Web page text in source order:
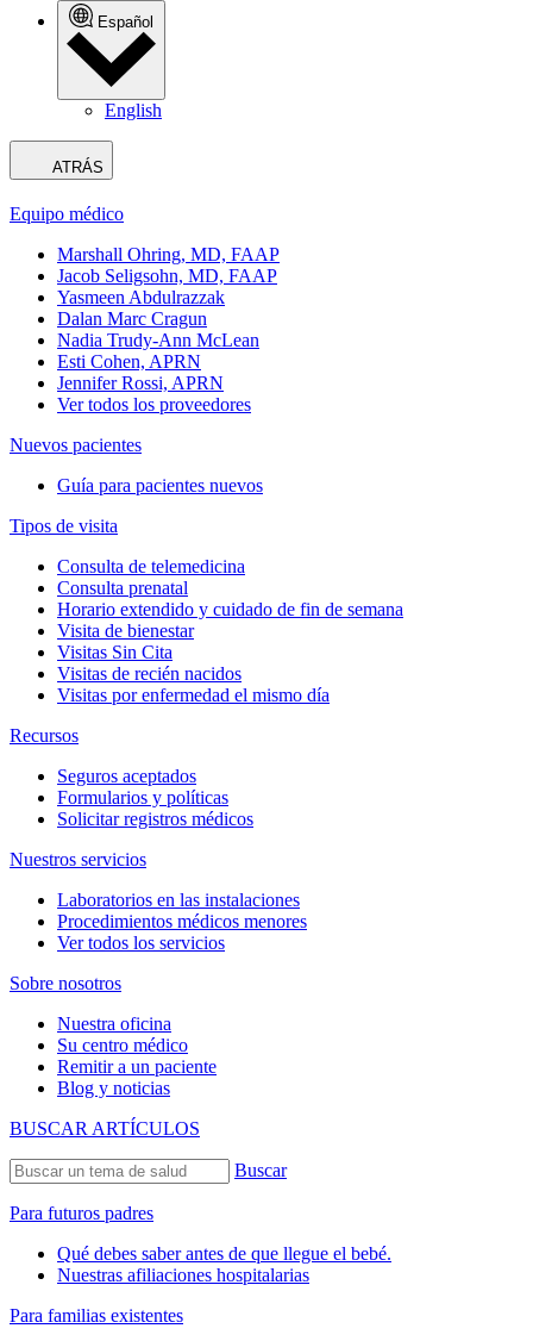
Español
English
ATRÁS
Equipo médico
Marshall Ohring, MD, FAAP
Jacob Seligsohn, MD, FAAP
Yasmeen Abdulrazzak
Dalan Marc Cragun
Nadia Trudy-Ann McLean
Esti Cohen, APRN
Jennifer Rossi, APRN
Ver todos los proveedores
Nuevos pacientes
Guía para pacientes nuevos
Tipos de visita
Consulta de telemedicina
Consulta prenatal
Horario extendido y cuidado de fin de semana
Visita de bienestar
Visitas Sin Cita
Visitas de recién nacidos
Visitas por enfermedad el mismo día
Recursos
Seguros aceptados
Formularios y políticas
Solicitar registros médicos
Nuestros servicios
Laboratorios en las instalaciones
Procedimientos médicos menores
Ver todos los servicios
Sobre nosotros
Nuestra oficina
Su centro médico
Remitir a un paciente
Blog y noticias
BUSCAR ARTÍCULOS
Buscar
Para futuros padres
Qué debes saber antes de que llegue el bebé.
Nuestras afiliaciones hospitalarias
Para familias existentes